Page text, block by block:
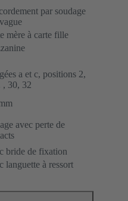
par soudage
mère à carte fille
a et c, positions 2,
, 30, 32
avec perte de
bride de fixation
languette à ressort